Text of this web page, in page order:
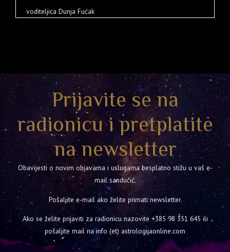
voditeljica Dunja Fućak
Prijavite se na
radionicu i pretplatite
na newsletter
Obavijesti o novim objavama i uslugama besplatno stižu u vaš e-
mail sandučić.
Pošaljite e-mail ako želite primati newsletter.
Ako se želite prijaviti za radionicu nazovite +385 98 351 645 ili
pošaljite mail na info (et) astrologijaonline.com